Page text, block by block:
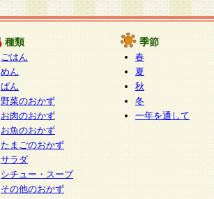
種類
ごはん
めん
ぱん
野菜のおかず
お肉のおかず
お魚のおかず
たまごのおかず
サラダ
シチュー・スープ
その他のおかず
季節
春
夏
秋
冬
一年を通して